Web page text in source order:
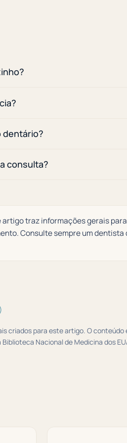
dentário?
consulta?
artigo traz informações gerais
Consulte sempre um
criados para este artigo. O
Nacional de Medicina dos